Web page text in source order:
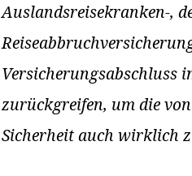
Auslandsreisekranken-,
Versicherungsabschluss
zurückgreifen, um die
Sicherheit auch wirklich